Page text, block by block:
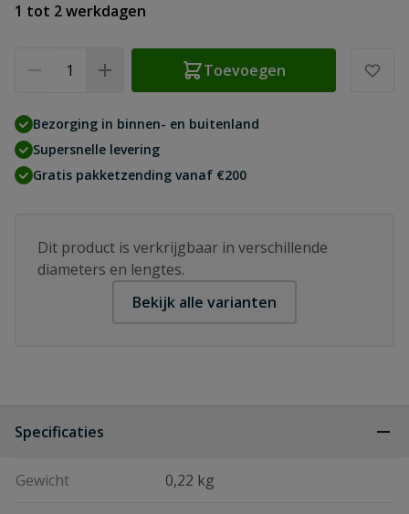
1 tot 2 werkdagen
Toevoegen
Bezorging in binnen- en buitenland
Supersnelle levering
Gratis pakketzending vanaf €200
Dit product is verkrijgbaar in verschillende
diameters en lengtes.
Bekijk alle varianten
Specificaties
Gewicht 0,22 kg